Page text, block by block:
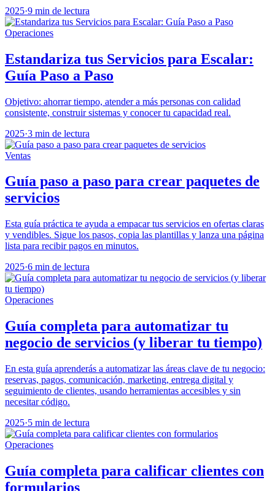
2025·9 min de lectura
Operaciones
Estandariza tus Servicios para Escalar:
Guía Paso a Paso
Objetivo: ahorrar tiempo, atender a más personas con calidad
consistente, construir sistemas y conocer tu capacidad real.
2025·3 min de lectura
Ventas
Guía paso a paso para crear paquetes de
servicios
Esta guía práctica te ayuda a empacar tus servicios en ofertas claras
y vendibles. Sigue los pasos, copia las plantillas y lanza una página
lista para recibir pagos en minutos.
2025·6 min de lectura
Operaciones
Guía completa para automatizar tu
negocio de servicios (y liberar tu tiempo)
En esta guía aprenderás a automatizar las áreas clave de tu negocio:
reservas, pagos, comunicación, marketing, entrega digital y
seguimiento de clientes, usando herramientas accesibles y sin
necesitar código.
2025·5 min de lectura
Operaciones
Guía completa para calificar clientes con
formularios